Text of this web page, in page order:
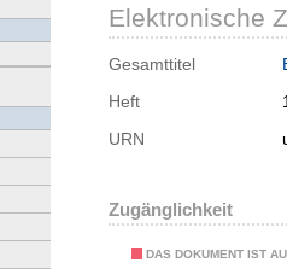
Elektronische
Gesamttitel
Heft
URN
Zugänglichkeit
DAS DOKUMENT IST